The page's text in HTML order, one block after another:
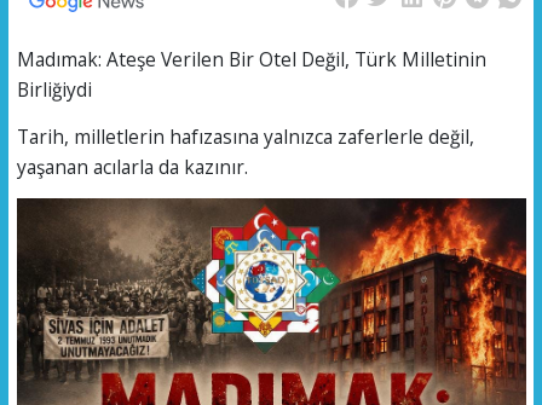
Madımak: Ateşe Verilen Bir Otel Değil, Türk Milletinin
Birliğiydi
Tarih, milletlerin hafızasına yalnızca zaferlerle değil,
yaşanan acılarla da kazınır.